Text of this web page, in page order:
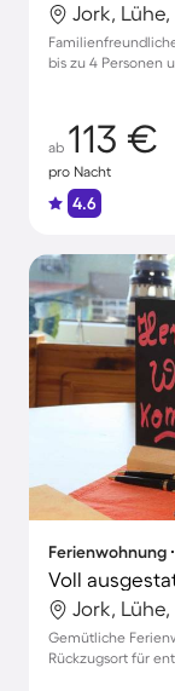
Jork,
bis zu 4 Personen
ab 113 €
pro Nacht
4.6
Ferienwohnung
Jork,
Gemütliche
Rückzugsort für